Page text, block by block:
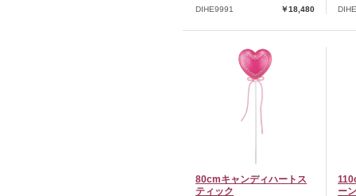
DIHE9991 ￥18,480
80cmキャンディハートス
ティック
ーン